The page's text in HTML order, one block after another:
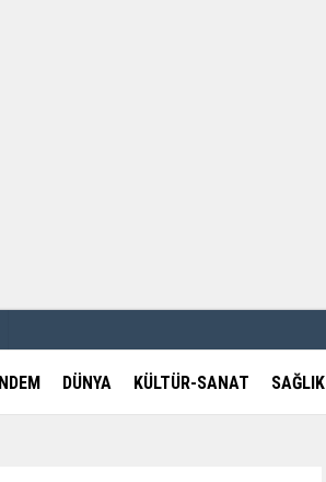
DÜNYA KÜLTÜR-SANAT SAĞLIK